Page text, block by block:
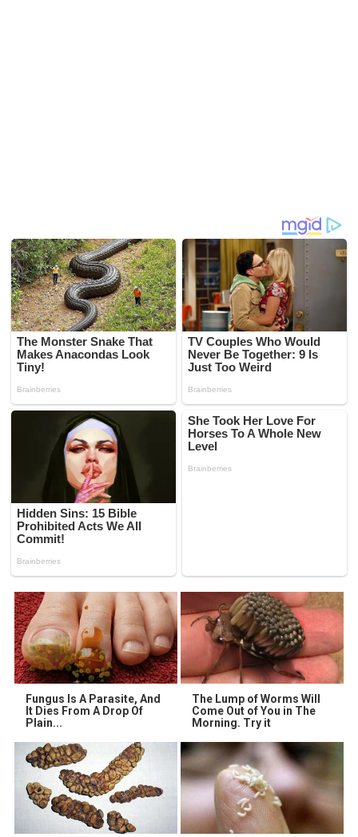
Fungus Is A Parasite, And
It Dies From A Drop Of
Plain...
The Lump of Worms Will
Come Out of You in The
Morning. Try it